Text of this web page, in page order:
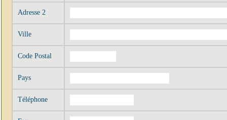
Adresse 2
Ville
Code Postal
Pays
Téléphone